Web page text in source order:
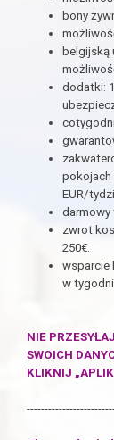
bony
belgijską
dodatki:
pokojach
EUR/
zwrot
250€.
wsparcie
w
NIE
SWOICH
KLIKNIJ